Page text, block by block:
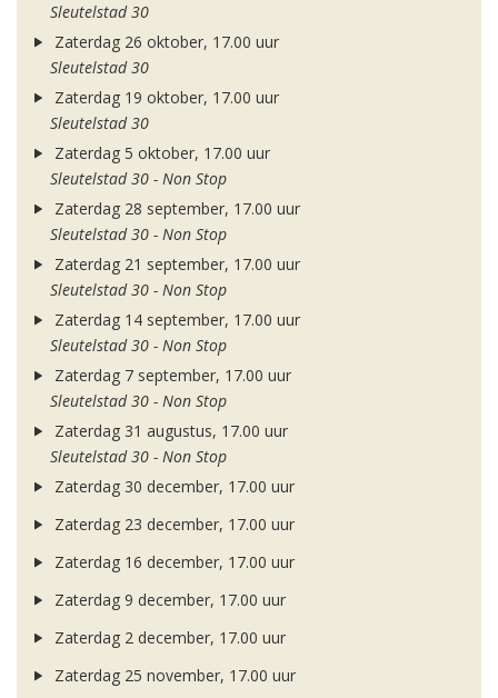
Sleutelstad 30
Zaterdag 26 oktober, 17.00 uur
Sleutelstad 30
Zaterdag 19 oktober, 17.00 uur
Sleutelstad 30
Zaterdag 5 oktober, 17.00 uur
Sleutelstad 30 - Non Stop
Zaterdag 28 september, 17.00 uur
Sleutelstad 30 - Non Stop
Zaterdag 21 september, 17.00 uur
Sleutelstad 30 - Non Stop
Zaterdag 14 september, 17.00 uur
Sleutelstad 30 - Non Stop
Zaterdag 7 september, 17.00 uur
Sleutelstad 30 - Non Stop
Zaterdag 31 augustus, 17.00 uur
Sleutelstad 30 - Non Stop
Zaterdag 30 december, 17.00 uur
Zaterdag 23 december, 17.00 uur
Zaterdag 16 december, 17.00 uur
Zaterdag 9 december, 17.00 uur
Zaterdag 2 december, 17.00 uur
Zaterdag 25 november, 17.00 uur